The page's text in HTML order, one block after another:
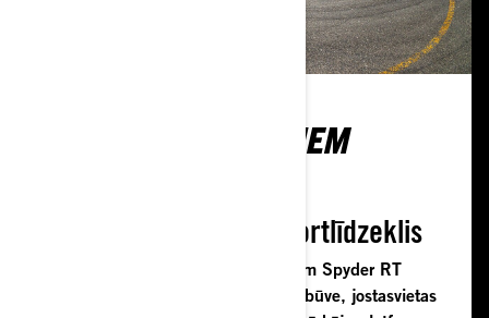
KOMFORTS GARAJIEM
Ideāls tūrisma transportlīdzeklis
Vienmēr tiecies pēc vairāk ar Can-Am Spyder RT
komfortu un ergonomiku. Tā ērtā uzbūve, jostasvietas